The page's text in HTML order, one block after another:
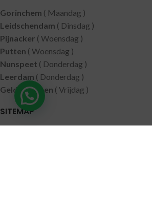
Gorinchem ( Maandag )
Leidschendam ( Dinsdag )
Pijnacker ( Woensdag )
Putten ( Woensdag )
Nunspeet ( Donderdag )
Leerdam ( Donderdag )
Geldermalsen ( Vrijdag )
SITEMAP